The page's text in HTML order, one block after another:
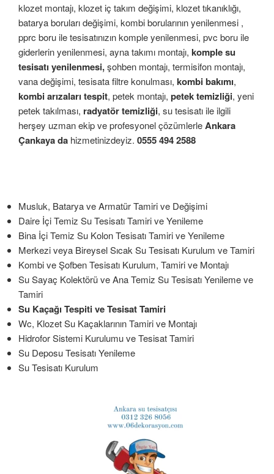
klozet montajı, klozet iç takım değişimi, klozet tıkanıklığı,
batarya boruları değişimi, kombi borularının yenilenmesi ,
pprc boru ile tesisatınızın komple yenilenmesi, pvc boru ile
giderlerin yenilenmesi, ayna takımı montajı, komple su
tesisatı yenilenmesi,şohben montajı, termisifon montajı,
vana değişimi, tesisata filtre konulması, kombi bakımı,
kombi arızaları tespit, petek montajı, petek temizliği, yeni
petek takılması, radyatör temizliği, su tesisatı ile ilgili
herşey uzman ekip ve profesyonel çözümlerleAnkara
Çankaya da hizmetinizdeyiz. 0555 494 2588
Musluk, Batarya ve Armatür Tamiri ve Değişimi
Daire İçi Temiz Su Tesisatı Tamiri ve Yenileme
Bina İçi Temiz Su Kolon Tesisatı Tamiri ve Yenileme
Merkezi veya Bireysel Sıcak Su Tesisatı Kurulum ve Tamiri
Kombi ve Şofben Tesisatı Kurulum, Tamiri ve Montajı
Su Sayaç Kolektörü ve Ana Temiz Su Tesisatı Yenileme ve
Tamiri
Su Kaçağı Tespiti ve Tesisat Tamiri
Wc, Klozet Su Kaçaklarının Tamiri ve Montajı
Hidrofor Sistemi Kurulumu ve Tesisat Tamiri
Su Deposu Tesisatı Yenileme
Su Tesisatı Kurulum